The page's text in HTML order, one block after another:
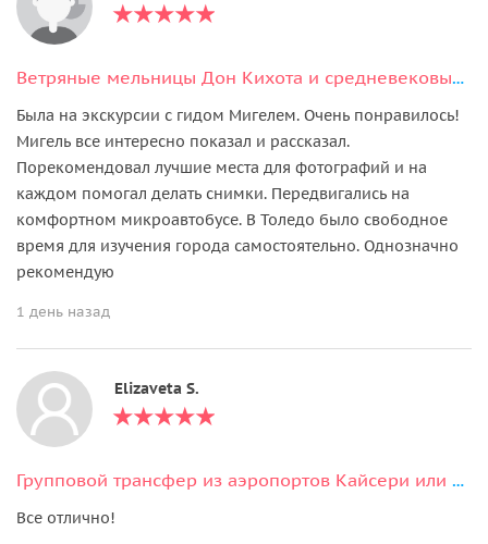
Ветряные мельницы Дон Кихота и средневековый Толедо
Была на экскурсии с гидом Мигелем. Очень понравилось!
Мигель все интересно показал и рассказал.
Порекомендовал лучшие места для фотографий и на
каждом помогал делать снимки. Передвигались на
комфортном микроавтобусе. В Толедо было свободное
время для изучения города самостоятельно. Однозначно
рекомендую
1 день назад
Elizaveta S.
Групповой трансфер из аэропортов Кайсери или Невшехир
Все отлично!